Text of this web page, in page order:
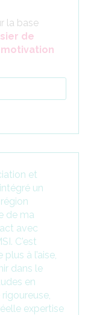
la base
de
et
un
de ma
avec
C'est
à l’aise,
dans le
en
rigoureuse,
expertise